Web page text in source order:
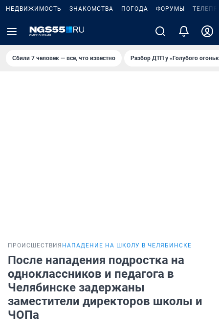
НЕДВИЖИМОСТЬ ЗНАКОМСТВА ПОГОДА ФОРУМЫ
Сбили 7 человек — все, что известно Разбор ДТП у «Голубого
ПРОИСШЕСТВИЯ НАПАДЕНИЕ НА ШКОЛУ В ЧЕЛЯБИНСКЕ
После нападения подростка на
одноклассников и педагога в
Челябинске задержаны
заместители директоров школы и
ЧОПа